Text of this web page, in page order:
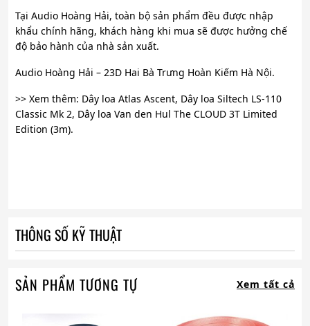
Tại Audio Hoàng Hải, toàn bộ sản phẩm đều được nhập
khẩu chính hãng, khách hàng khi mua sẽ được hưởng chế
độ bảo hành của nhà sản xuất.
Audio Hoàng Hải – 23D Hai Bà Trưng Hoàn Kiếm Hà Nội.
>> Xem thêm: Dây loa Atlas Ascent, Dây loa Siltech LS-110
Classic Mk 2, Dây loa Van den Hul The CLOUD 3T Limited
Edition (3m).
THÔNG SỐ KỸ THUẬT
SẢN PHẨM TƯƠNG TỰ Xem tất cả